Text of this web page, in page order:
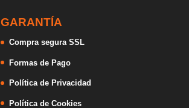
GARANTÍA
Compra segura SSL
Formas de Pago
Política de Privacidad
Política de Cookies